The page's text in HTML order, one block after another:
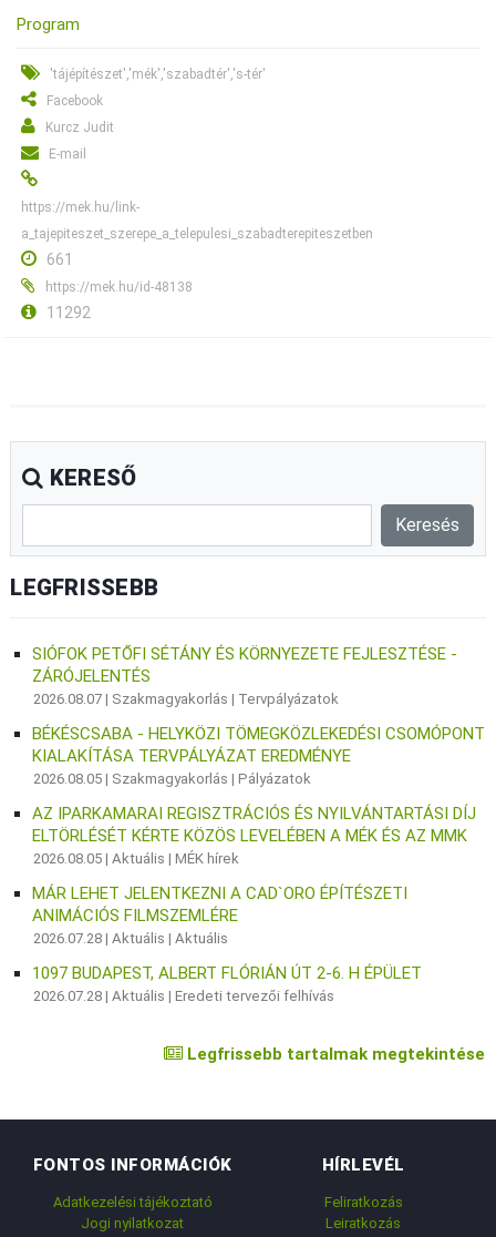
Program
'tájépítészet','mék','szabadtér','s-tér'
Facebook
Kurcz Judit
E-mail
https://mek.hu/link-
a_tajepiteszet_szerepe_a_telepulesi_szabadterepiteszetben
661
https://mek.hu/id-48138
11292
KERESŐ
LEGFRISSEBB
SIÓFOK PETŐFI SÉTÁNY ÉS KÖRNYEZETE FEJLESZTÉSE -
ZÁRÓJELENTÉS
2026.08.07 | Szakmagyakorlás | Tervpályázatok
BÉKÉSCSABA - HELYKÖZI TÖMEGKÖZLEKEDÉSI CSOMÓPONT
KIALAKÍTÁSA TERVPÁLYÁZAT EREDMÉNYE
2026.08.05 | Szakmagyakorlás |Pályázatok
AZ IPARKAMARAI REGISZTRÁCIÓS ÉS NYILVÁNTARTÁSI DÍJ
ELTÖRLÉSÉT KÉRTE KÖZÖS LEVELÉBEN A MÉK ÉS AZ MMK
2026.08.05 |Aktuális |MÉK hírek
MÁR LEHET JELENTKEZNI A CAD`ORO ÉPÍTÉSZETI
ANIMÁCIÓS FILMSZEMLÉRE
2026.07.28 |Aktuális |Aktuális
1097 BUDAPEST, ALBERT FLÓRIÁN ÚT 2-6. H ÉPÜLET
2026.07.28 |Aktuális |Eredeti tervezői felhívás
Legfrissebb tartalmak megtekintése
FONTOS INFORMÁCIÓK
Adatkezelési tájékoztató
Jogi nyilatkozat
HÍRLEVÉL
Feliratkozás
Leiratkozás